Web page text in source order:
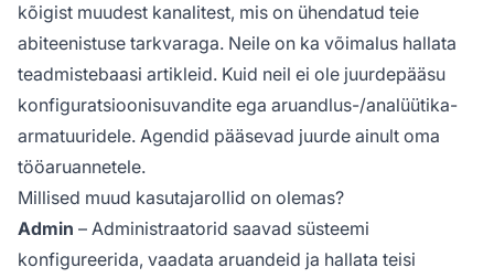
kõigist muudest kanalitest, mis on ühendatud teie
abiteenistuse tarkvaraga. Neile on ka võimalus hallata
teadmistebaasi artikleid. Kuid neil ei ole juurdepääsu
konfiguratsioonisuvandite ega aruandlus-/analüütika-
armatuuridele. Agendid pääsevad juurde ainult oma
tööaruannetele.
Millised muud kasutajarollid on olemas?
Admin – Administraatorid saavad süsteemi
konfigureerida, vaadata aruandeid ja hallata teisi